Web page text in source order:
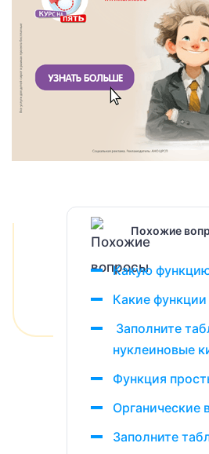
Похожие
Какую
Какие
Заполните
нуклеиновые
Функция
Органические
Заполните